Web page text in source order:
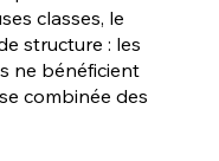
classes, le
structure : les
ne bénéficient
combinée des